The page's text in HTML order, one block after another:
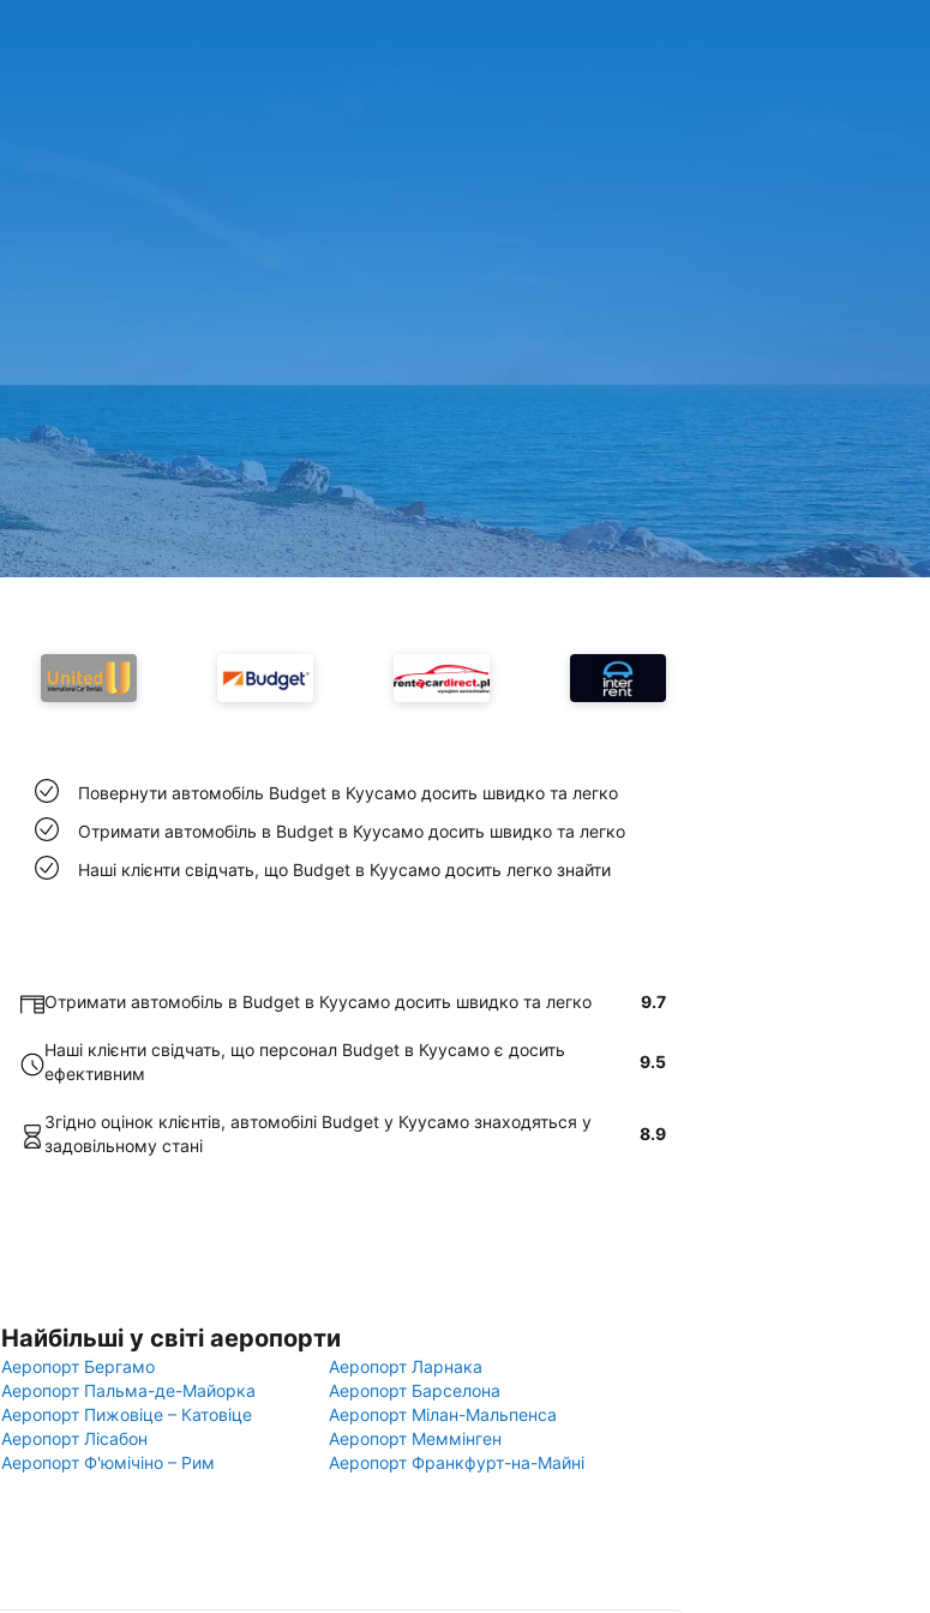
Повернути автомобіль Budget в Куусамо досить швидко та легко
Отримати автомобіль в Budget в Куусамо досить швидко та легко
Наші клієнти свідчать, що Budget в Куусамо досить легко знайти
Отримати автомобіль в Budget в Куусамо досить швидко та легко 9.7
Наші клієнти свідчать, що персонал Budget в Куусамо є досить
ефективним
9.5
Згідно оцінок клієнтів, автомобілі Budget у Куусамо знаходяться у
задовільному стані
8.9
Найбільші у світі аеропорти
Аеропорт Бергамо
Аеропорт Ларнака
Аеропорт Пальма-де-Майорка
Аеропорт Барселона
Аеропорт Пижовіце – Катовіце
Аеропорт Мілан-Мальпенса
Аеропорт Лісабон
Аеропорт Меммінген
Аеропорт Ф'юмічіно – Рим
Аеропорт Франкфурт-на-Майні